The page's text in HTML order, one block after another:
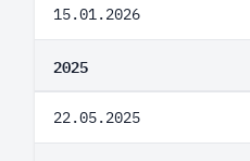
15.01.2026
2025
22.05.2025